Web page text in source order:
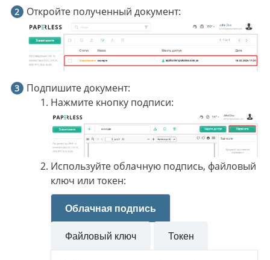
Откройте полученный документ:
Подпишите документ:
Нажмите кнопку подписи:
Используйте облачную подпись, файловый
ключ или токен:
Облачная подпись
Файловый ключ Токен